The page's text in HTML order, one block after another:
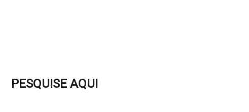
PESQUISE AQUI